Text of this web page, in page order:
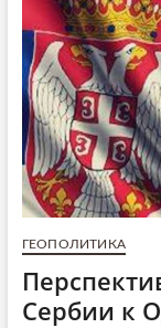
ГЕОПОЛИТИКА
Сербии к